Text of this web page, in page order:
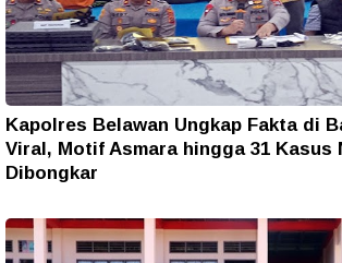
Kapolres Belawan Ungkap Fakta di
Viral, Motif Asmara hingga 31 Kasus
Dibongkar